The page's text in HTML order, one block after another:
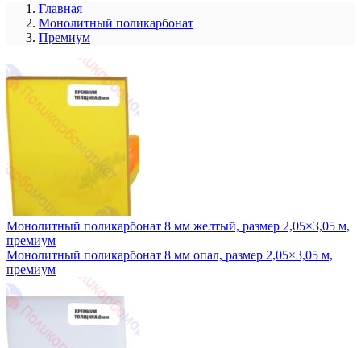
Главная
Монолитный поликарбонат
Премиум
Монолитный поликарбонат 8 мм желтый, размер 2,05×3,05 м,
премиум
Монолитный поликарбонат 8 мм опал, размер 2,05×3,05 м,
премиум